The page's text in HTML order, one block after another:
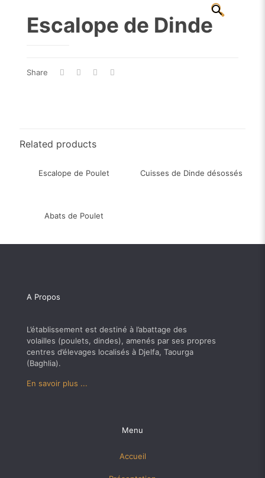
🔍
Escalope de Dinde
Share
Related products
Escalope de Poulet Cuisses de Dinde désossés
Abats de Poulet
A Propos
L’établissement est destiné à l’abattage des
volailles (poulets, dindes), amenés par ses propres
centres d’élevages localisés à Djelfa, Taourga
(Baghlia).
En savoir plus ...
Menu
Accueil